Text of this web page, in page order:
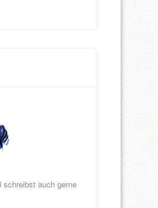
schreibst auch gerne